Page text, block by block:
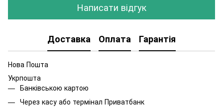
Написати відгук
Доставка Оплата Гарантія
Нова Пошта
Укрпошта
Банківською картою
Через касу або термінал Приватбанк